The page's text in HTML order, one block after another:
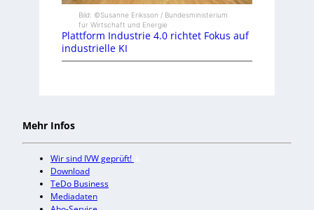
Bild: ©Susanne Eriksson / Bundesministerium
für Wirtschaft und Energie
Plattform Industrie 4.0 richtet Fokus auf
industrielle KI
Mehr Infos
Wir sind IVW geprüft!
Download
TeDo Business
Mediadaten